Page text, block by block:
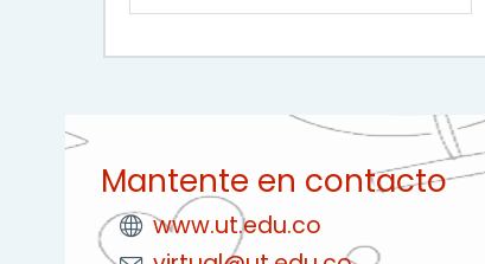
Mantente en contacto
www.ut.edu.co